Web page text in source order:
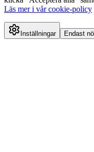
Läs mer i vår cookie-policy
Inställningar Endast